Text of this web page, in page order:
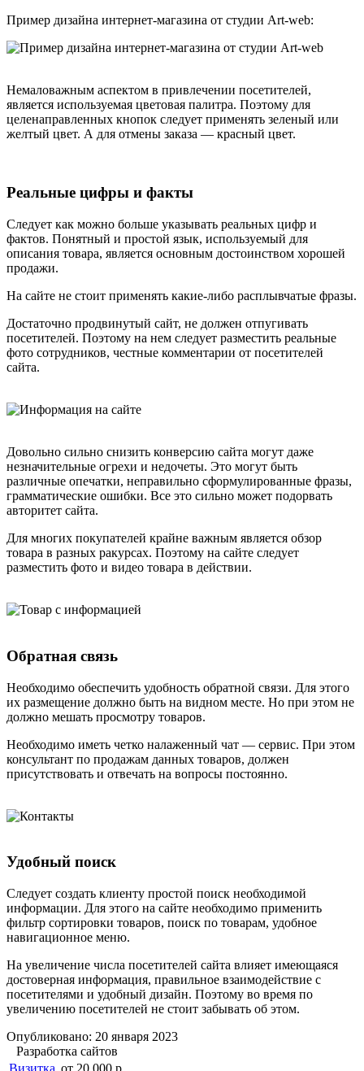
Пример дизайна интернет-магазина от студии Art-web:
Немаловажным аспектом в привлечении посетителей,
является используемая цветовая палитра. Поэтому для
целенаправленных кнопок следует применять зеленый или
желтый цвет. А для отмены заказа — красный цвет.
Реальные цифры и факты
Следует как можно больше указывать реальных цифр и
фактов. Понятный и простой язык, используемый для
описания товара, является основным достоинством хорошей
продажи.
На сайте не стоит применять какие-либо расплывчатые фразы.
Достаточно продвинутый сайт, не должен отпугивать
посетителей. Поэтому на нем следует разместить реальные
фото сотрудников, честные комментарии от посетителей
сайта.
Довольно сильно снизить конверсию сайта могут даже
незначительные огрехи и недочеты. Это могут быть
различные опечатки, неправильно сформулированные фразы,
грамматические ошибки. Все это сильно может подорвать
авторитет сайта.
Для многих покупателей крайне важным является обзор
товара в разных ракурсах. Поэтому на сайте следует
разместить фото и видео товара в действии.
Обратная связь
Необходимо обеспечить удобность обратной связи. Для этого
их размещение должно быть на видном месте. Но при этом не
должно мешать просмотру товаров.
Необходимо иметь четко налаженный чат — сервис. При этом
консультант по продажам данных товаров, должен
присутствовать и отвечать на вопросы постоянно.
Удобный поиск
Следует создать клиенту простой поиск необходимой
информации. Для этого на сайте необходимо применить
фильтр сортировки товаров, поиск по товарам, удобное
навигационное меню.
На увеличение числа посетителей сайта влияет имеющаяся
достоверная информация, правильное взаимодействие с
посетителями и удобный дизайн. Поэтому во время по
увеличению посетителей не стоит забывать об этом.
Опубликовано: 20 января 2023
Разработка сайтов
Визитка от 20 000 р.